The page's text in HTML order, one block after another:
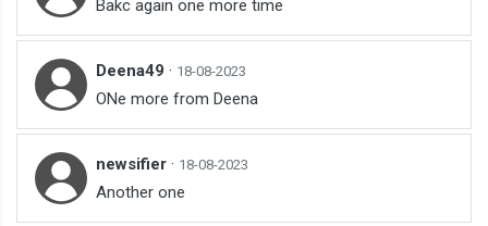
Bakc again one more time
Deena49 · 18-08-2023
ONe more from Deena
newsifier · 18-08-2023
Another one